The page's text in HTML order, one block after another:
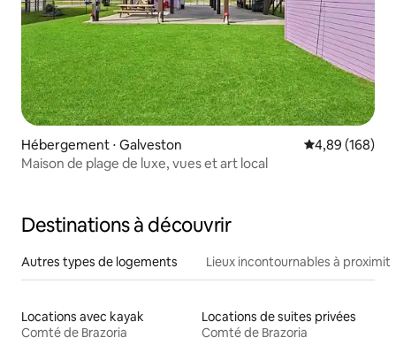
Hébergement ⋅ Galveston Évaluation
4,89 (168)
Maison de plage de luxe, vues et art local
Destinations à découvrir
Autres types de logements Lieux incontournables à
Locations avec kayak
Comté de Brazoria
Locations de suites privées
Comté de Brazoria